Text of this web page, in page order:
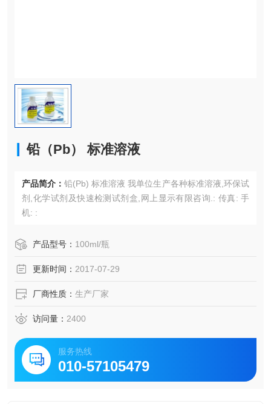
铅（Pb） 标准溶液
产品简介： 铅(Pb) 标准溶液 我单位生产各种标准溶液,环保试
剂,化学试剂及快速检测试剂盒,网上显示有限咨询.: 传真: 手
机: :
产品型号： 100ml/瓶
更新时间： 2017-07-29
厂商性质： 生产厂家
访问量： 2400
服务热线
010-57105479